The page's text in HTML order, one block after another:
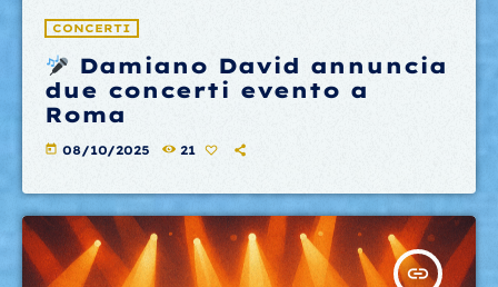
CONCERTI
Damiano David annuncia
due concerti evento a
Roma
today 08/10/2025 21
insert_link